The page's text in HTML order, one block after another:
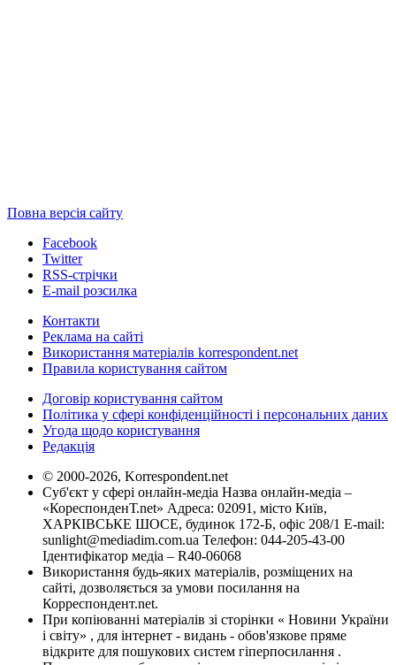
Повна версія сайту
Facebook
Twitter
RSS-стрічки
E-mail розсилка
Контакти
Реклама на сайті
Використання матеріалів korrespondent.net
Правила користування сайтом
Договір користування сайтом
Політика у сфері конфіденційності і персональних даних
Угода щодо користування
Редакція
© 2000-2026, Korrespondent.net
Суб'єкт у сфері онлайн-медіа Назва онлайн-медіа –
«КореспонденТ.net» Адреса: 02091, місто Київ,
ХАРКІВСЬКЕ ШОСЕ, будинок 172-Б, офіс 208/1 E-mail:
sunlight@mediadim.com.ua Телефон: 044-205-43-00
Ідентифікатор медіа – R40-06068
Використання будь-яких матеріалів, розміщених на
сайті, дозволяється за умови посилання на
Корреспондент.net.
При копіюванні матеріалів зі сторінки « Новини України
і світу» , для інтернет - видань - обов'язкове пряме
відкрите для пошукових систем гіперпосилання .